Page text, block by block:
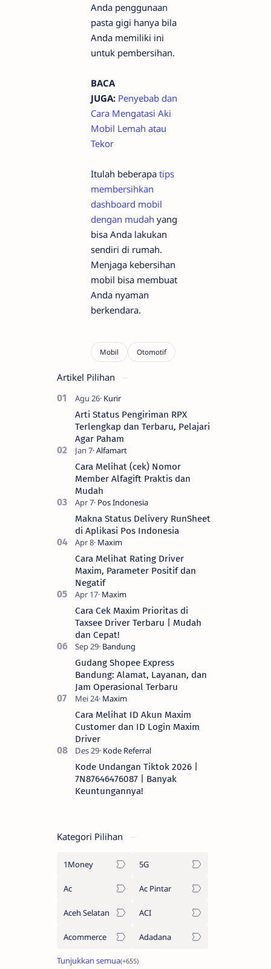
Anda penggunaan
pasta gigi hanya bila
Anda memiliki ini
untuk pembersihan.
BACA
JUGA: Penyebab dan
Cara Mengatasi Aki
Mobil Lemah atau
Tekor
Itulah beberapa tips
membersihkan
dashboard mobil
dengan mudah yang
bisa Anda lakukan
sendiri di rumah.
Menjaga kebersihan
mobil bisa membuat
Anda nyaman
berkendara.
Artikel Pilihan
Arti Status Pengiriman RPX
Terlengkap dan Terbaru, Pelajari
Agar Paham
Cara Melihat (cek) Nomor
Member Alfagift Praktis dan
Mudah
Makna Status Delivery RunSheet
di Aplikasi Pos Indonesia
Cara Melihat Rating Driver
Maxim, Parameter Positif dan
Negatif
Cara Cek Maxim Prioritas di
Taxsee Driver Terbaru | Mudah
dan Cepat!
Gudang Shopee Express
Bandung: Alamat, Layanan, dan
Jam Operasional Terbaru
Cara Melihat ID Akun Maxim
Customer dan ID Login Maxim
Driver
Kode Undangan Tiktok 2026 |
7N87646476087 | Banyak
Keuntungannya!
Kategori Pilihan
1Money 5G
Ac Ac Pintar
Aceh Selatan ACI
Acommerce Adadana